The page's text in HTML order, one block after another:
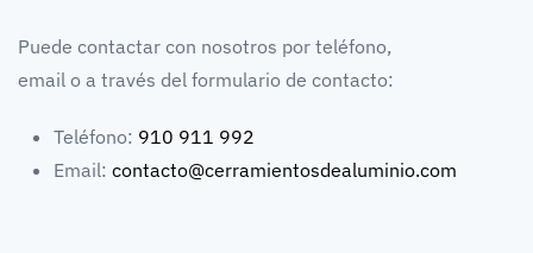
Puede contactar con nosotros por teléfono,
email o a través del formulario de contacto:
Teléfono: 910 911 992
Email: contacto@cerramientosdealuminio.com